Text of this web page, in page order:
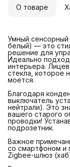
О товаре
Умный
белый) — это
решение для
Идеально
интерьера.
стекла, которое
моется.
Благодаря
выключатель
нейтрали). Это
вашего старого
проводки!
подрозетник.
Важное
со смартфоном и
Zigbee-шлюз